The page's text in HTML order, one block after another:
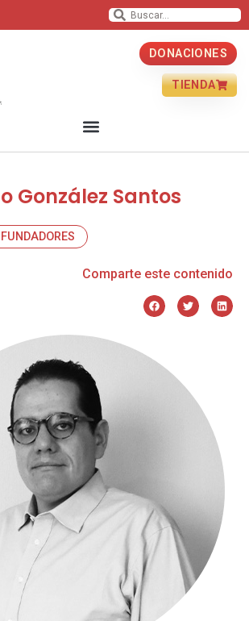
TIENDA
DONACIONES
González Santos
Comparte este contenido